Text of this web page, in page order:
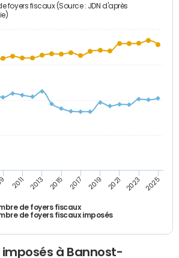
foyers fiscaux (Source : JDN d'après
de foyers fiscaux
de foyers fiscaux imposés
2011 2013 2015 2017 2019 2021 2023 2025
imposés à Bannost-